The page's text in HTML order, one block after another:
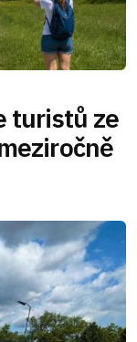
turistů ze